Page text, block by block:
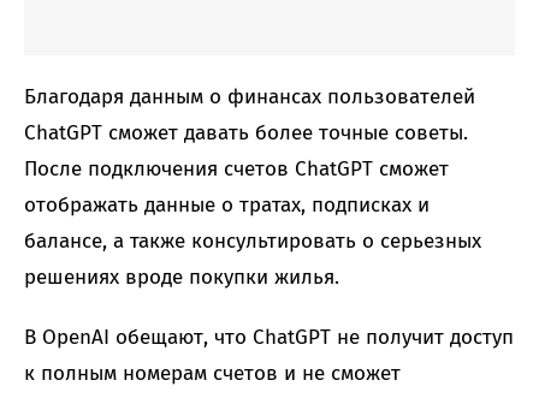
Благодаря данным о финансах пользователей
ChatGPT сможет давать более точные советы.
После подключения счетов ChatGPT сможет
отображать данные о тратах, подписках и
балансе, а также консультировать о серьезных
решениях вроде покупки жилья.
В OpenAI обещают, что ChatGPT не получит доступ
к полным номерам счетов и не сможет